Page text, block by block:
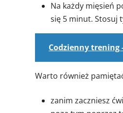
Na każdy mięsień
się 5 minut. Stosuj
Codzienny trening
Warto również
zanim zaczniesz